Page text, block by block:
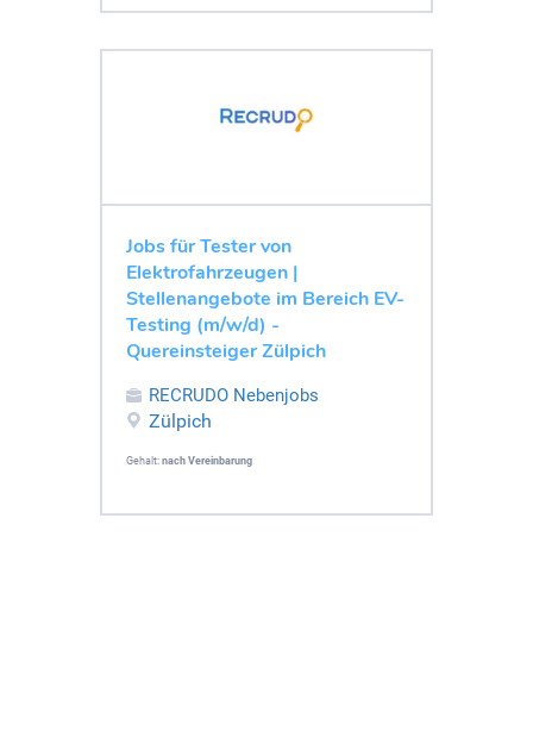
Jobs für Tester von
Elektrofahrzeugen |
Stellenangebote im Bereich EV-
Testing (m/w/d) -
Quereinsteiger Zülpich
RECRUDO Nebenjobs
Zülpich
Gehalt: nach Vereinbarung